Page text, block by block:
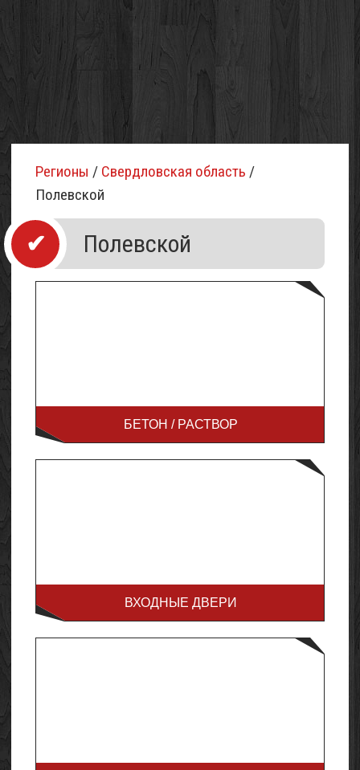
Регионы / Свердловская область /
Полевской
Полевской
БЕТОН / РАСТВОР
ВХОДНЫЕ ДВЕРИ